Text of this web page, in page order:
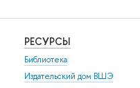
РЕСУРСЫ
Библиотека
Издательский дом ВШЭ